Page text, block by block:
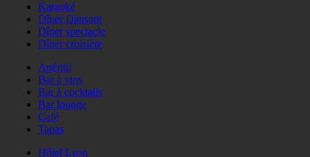
Karaoké
Dîner Dansant
Dîner spectacle
Dîner croisière
Apéritif
Bar à vins
Bar à cocktails
Bar lounge
Café
Tapas
Hôtel Lyon